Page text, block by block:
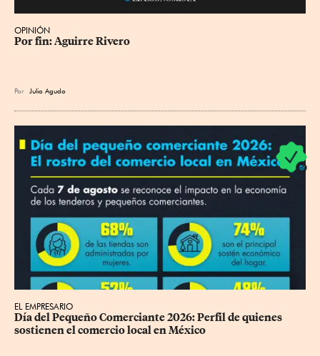
OPINIÓN
Por fin: Aguirre Rivero
Por Julio Agudo
EL EMPRESARIO
Día del Pequeño Comerciante 2026: Perfil de quienes
sostienen el comercio local en México